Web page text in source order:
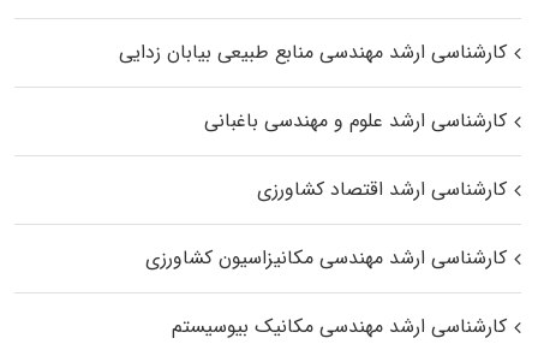
کارشناسی ارشد مهندسی منابع طبیعی بیابان زدایی
کارشناسی ارشد علوم و مهندسی باغبانی
کارشناسی ارشد اقتصاد کشاورزی
کارشناسی ارشد مهندسی مکانیزاسیون کشاورزی
کارشناسی ارشد مهندسی مکانیک بیوسیستم